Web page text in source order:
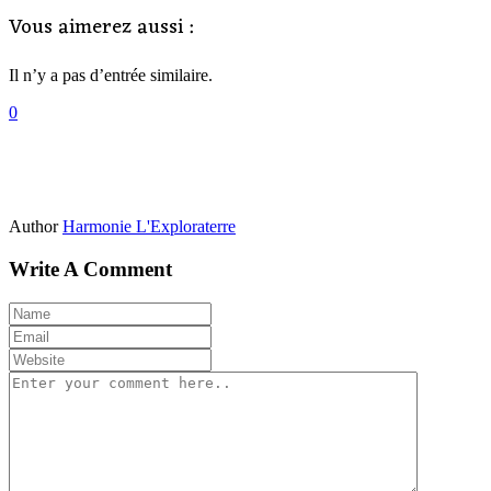
Vous aimerez aussi :
Il n’y a pas d’entrée similaire.
0
Author Harmonie L'Exploraterre
Write A Comment